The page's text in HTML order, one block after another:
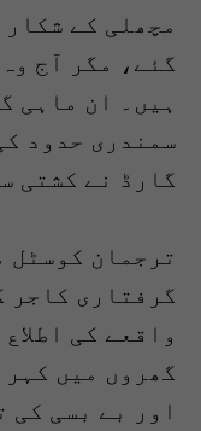
مچھلی کے
گئے، مگر آج
ہیں۔ ان ماہی
سمندری حدود
گارڈ نے کشتی
ترجمان کوسٹل
گرفتاری کاجر
واقعے کی
گھروں میں
اور بے بسی کی